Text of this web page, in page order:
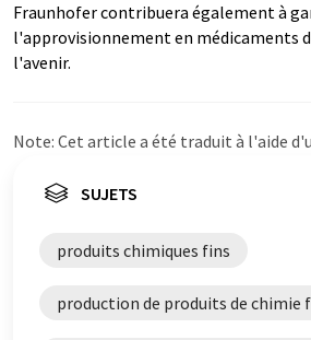
Fraunhofer contribuera également à
l'approvisionnement en médicaments
l'avenir.
Note: Cet article a été traduit à l'aide
propose ces traductions automatiques
été traduit avec traduction
qu'il contienne des erreurs de
de grammaire. L'article original dans
trouvé
SUJETS
produits chimiques fins
production de produits de chimie